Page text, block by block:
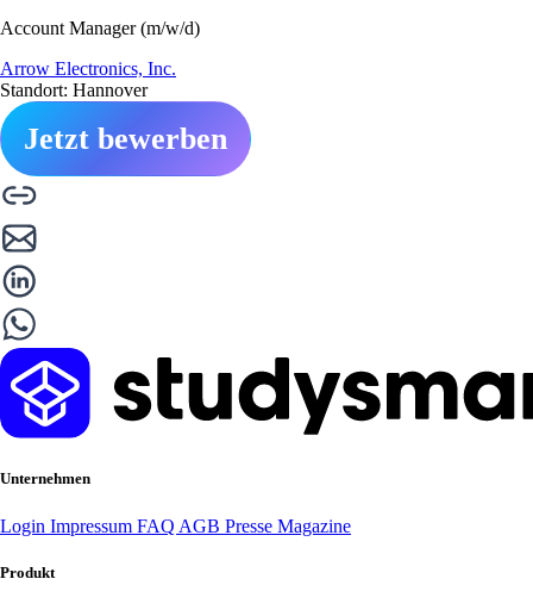
Account Manager (m/w/d)
Arrow Electronics, Inc.
Standort: Hannover
Jetzt bewerben
Unternehmen
Login Impressum FAQ AGB Presse Magazine
Produkt